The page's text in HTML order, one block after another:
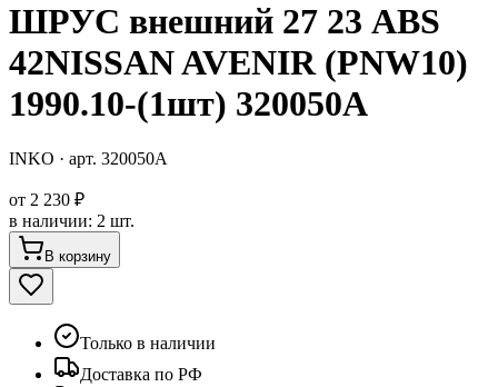
ШРУС внешний 27 23 ABS
42NISSAN AVENIR (PNW10)
1990.10-(1шт) 320050A
INKO · арт. 320050A
от 2 230 ₽
в наличии: 2 шт.
В корзину
Только в наличии
Доставка по РФ